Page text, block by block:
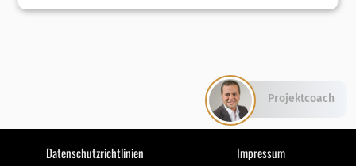
Datenschutzrichtlinien Impressum
Projektcoach